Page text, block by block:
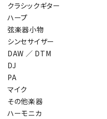
クラシックギター
ハープ
弦楽器小物
シンセサイザー
DAW ／ DTM
DJ
PA
マイク
その他楽器
ハーモニカ